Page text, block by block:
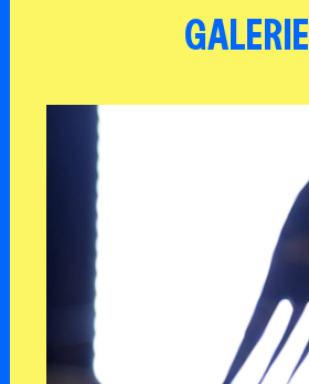
GALERIE